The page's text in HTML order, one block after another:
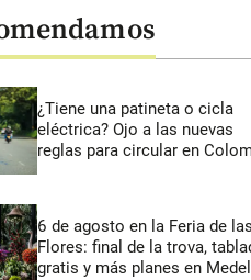
¿Tiene una patineta o cicla
eléctrica? Ojo a las nuevas
reglas para circular en
6 de agosto en la Feria de las
Flores: final de la trova,
gratis y más planes en